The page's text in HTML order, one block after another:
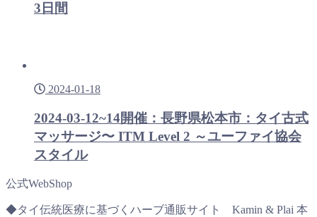
3日間
2024-01-18
2024-03-12~14開催：長野県松本市：タイ古式
マッサージ〜 ITM Level 2 ～ユーファイ協会
スタイル
公式WebShop
◆タイ伝統医療に基づくハーブ通販サイト Kamin & Plai 本